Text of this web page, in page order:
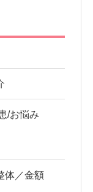
/お悩み
体／金額